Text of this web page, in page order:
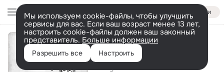
Войти
Мы используем cookie-файлы, чтобы улучшить
сервисы для вас. Если ваш возраст менее 13 лет,
настроить cookie-файлы должен ваш законный
представитель. Больше информации
Разрешить все Настроить
ROLLIN